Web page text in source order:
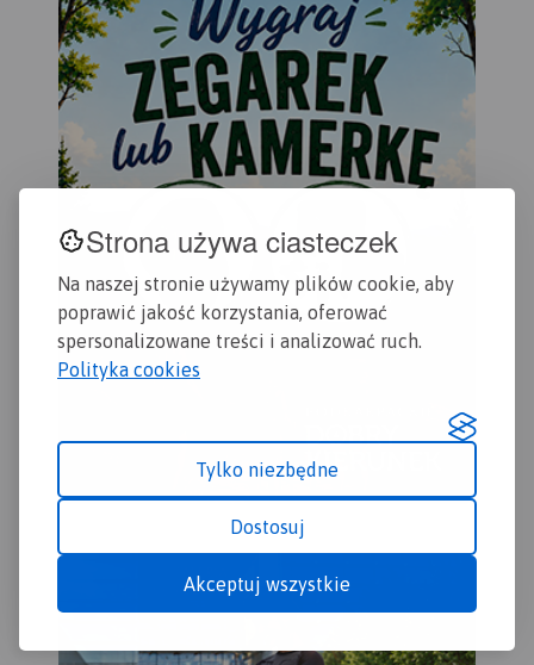
Strona używa ciasteczek
Na naszej stronie używamy plików cookie, aby
poprawić jakość korzystania, oferować
spersonalizowane treści i analizować ruch.
Polityka cookies
Tylko niezbędne
Dostosuj
Akceptuj wszystkie
południowego-wschodu
Jeziorem Turawskim, od
północy sięga po Wołczyn,
natomiast od wschodu po
Brzeg.